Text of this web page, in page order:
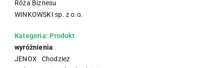
Róża Biznesu
WINKOWSKI sp. z o.o.
Kategoria: Produkt
wyróżnienia
JENOX Chodzież